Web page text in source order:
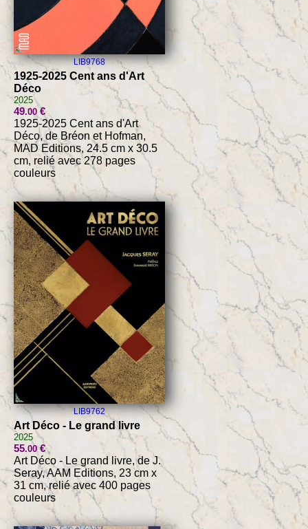
LIB9768
1925-2025 Cent ans d'Art
Déco
2025
49.00€
1925-2025 Cent ans d'Art
Déco, de Bréon et Hofman,
MAD Editions, 24.5 cm x 30.5
cm, relié avec 278 pages
couleurs
LIB9762
Art Déco - Le grand livre
2025
55.00€
Art Déco - Le grand livre, de J.
Seray, AAM Editions, 23 cm x
31 cm, relié avec 400 pages
couleurs